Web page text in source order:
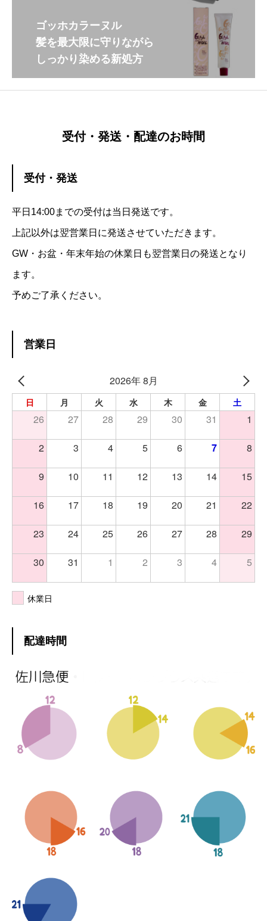
ゴッホカラーヌル
髪を最大限に守りながら
しっかり染める新処方
受付・発送・配達のお時間
受付・発送
平日14:00までの受付は当日発送です。
上記以外は翌営業日に発送させていただきます。
GW・お盆・年末年始の休業日も翌営業日の発送となり
ます。
予めご了承ください。
営業日
2026年 8月
日 月 火 水 木 金 土
26 27 28 29 30 31 1
2 3 4 5 6 7 8
9 10 11 12 13 14 15
16 17 18 19 20 21 22
23 24 25 26 27 28 29
30 31 1 2 3 4 5
休業日
配達時間